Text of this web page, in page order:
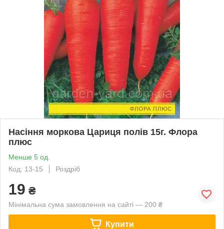
Насіння моркова Цариця полів 15г. Флора
плюс
Менше 5 од.
Код: 13-15
Роздріб
19 ₴
Мінімальна сума замовлення на сайті — 200 ₴
Купити